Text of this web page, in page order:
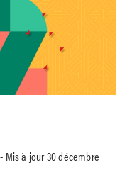
Mis à jour 30 décembre